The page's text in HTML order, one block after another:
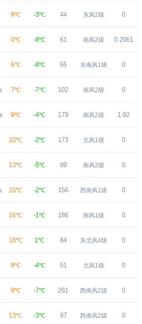
8℃ -3℃ 44 东风2级 0
0℃ -8℃ 61 南风2级 0.2061
6℃ -8℃ 65 东南风1级 0
7℃ -7℃ 102 南风2级 0
9℃ -4℃ 179 南风2级 1.92
10℃ -2℃ 173 北风1级 0
13℃ -5℃ 99 南风2级 0
15℃ -2℃ 156 西南风1级 0
16℃ -1℃ 186 南风1级 0
18℃ 1℃ 84 东北风4级 0
8℃ -4℃ 51 北风1级 0
8℃ -7℃ 261 西南风2级 0
13℃ -3℃ 97 西南风2级 0